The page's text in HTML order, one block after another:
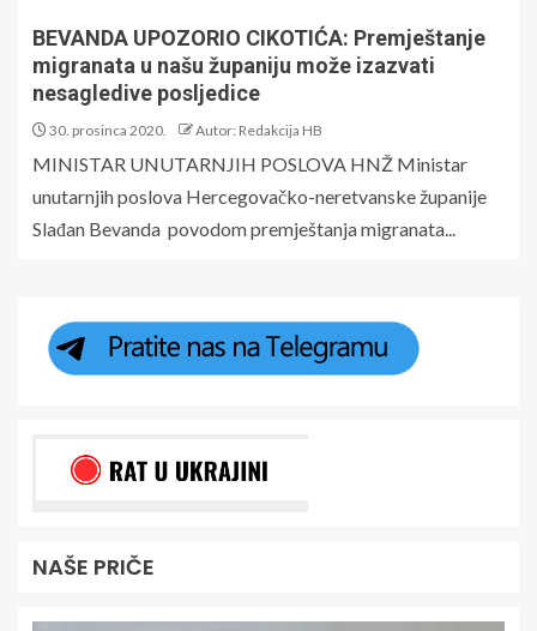
BEVANDA UPOZORIO CIKOTIĆA: Premještanje
migranata u našu županiju može izazvati
nesagledive posljedice
30. prosinca 2020. Autor: Redakcija HB
MINISTAR UNUTARNJIH POSLOVA HNŽ Ministar
unutarnjih poslova Hercegovačko-neretvanske županije
Slađan Bevanda povodom premještanja migranata...
NAŠE PRIČE